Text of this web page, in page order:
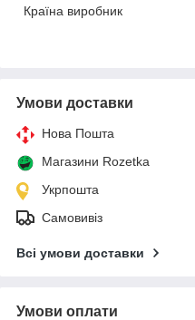
Країна виробник
Умови доставки
Нова Пошта
Магазини Rozetka
Укрпошта
Самовивіз
Всі умови доставки
Умови оплати